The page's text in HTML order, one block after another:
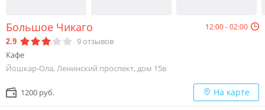
Большое Чикаго 12:00 - 02:00
2.9 9отзывов
Кафе
Йошкар-Ола, Ленинский проспект, дом 15в
1200 руб. На карте